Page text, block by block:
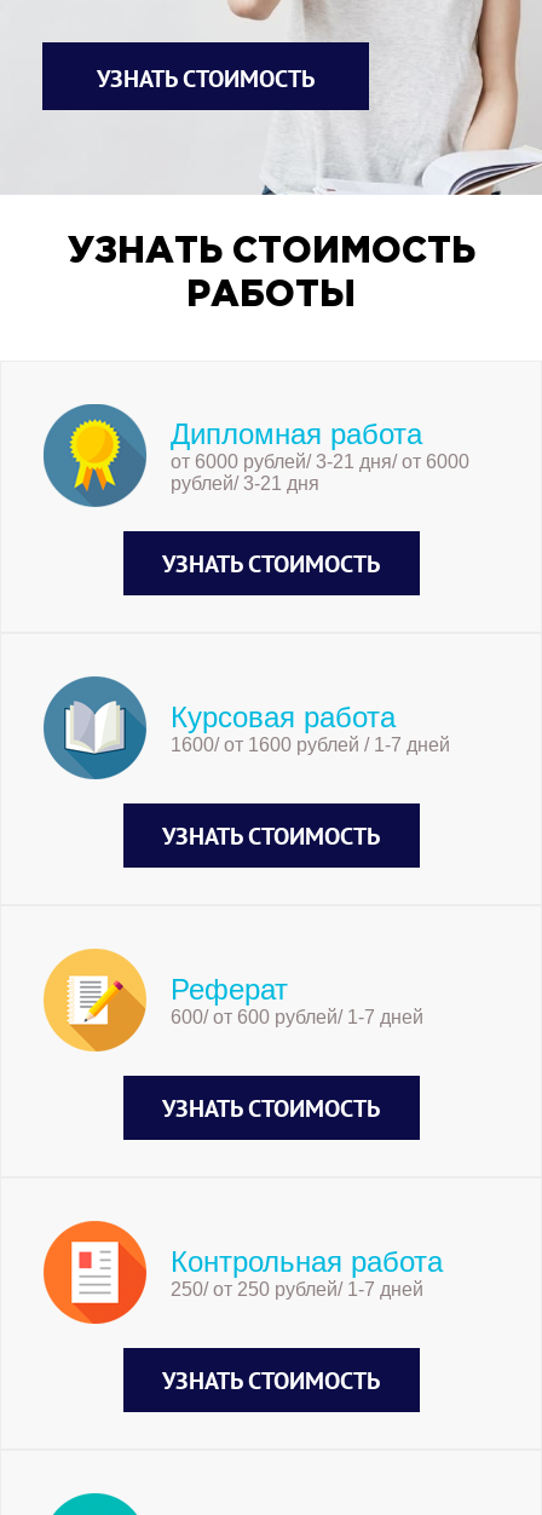
УЗНАТЬ СТОИМОСТЬ
УЗНАТЬ СТОИМОСТЬ
РАБОТЫ
Дипломная работа
от 6000 рублей/ 3-21 дня/ от 6000
рублей/ 3-21 дня
УЗНАТЬ СТОИМОСТЬ
Курсовая работа
1600/ от 1600 рублей / 1-7 дней
УЗНАТЬ СТОИМОСТЬ
Реферат
600/ от 600 рублей/ 1-7 дней
УЗНАТЬ СТОИМОСТЬ
Контрольная работа
250/ от 250 рублей/ 1-7 дней
УЗНАТЬ СТОИМОСТЬ